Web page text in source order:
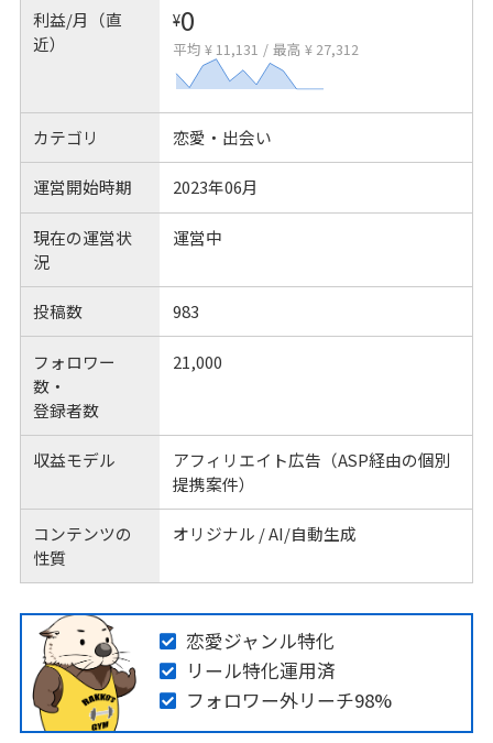
利益/月（直
近）
¥0
平均 ¥ 11,131 / 最高 ¥ 27,312
カテゴリ 恋愛・出会い
運営開始時期 2023年06月
現在の運営状
況
運営中
投稿数 983
フォロワー
数・
登録者数
21,000
収益モデル
アフィリエイト広告（ASP経由の個別
提携案件）
コンテンツの
性質
オリジナル / AI/自動生成
恋愛ジャンル特化
リール特化運用済
フォロワー外リーチ98%